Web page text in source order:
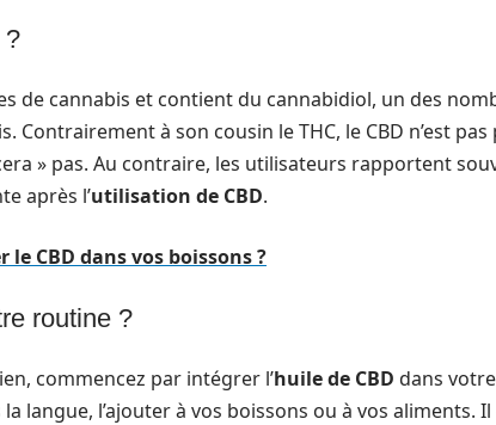
?
de cannabis et contient du cannabidiol, un des
Contrairement à son cousin le THC, le CBD n’est
» pas. Au contraire, les utilisateurs rapportent
après l’utilisation de CBD.
CBD dans vos boissons ?
routine ?
commencez par intégrer l’huile de CBD dans
langue, l’ajouter à vos boissons ou à vos aliments.